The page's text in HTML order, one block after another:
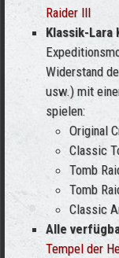
Raider III
Klassik-Lara
Widerstand
usw.) mit
spielen:
Original
Classic
Tomb
Tomb
Classic
Alle
Tempel der